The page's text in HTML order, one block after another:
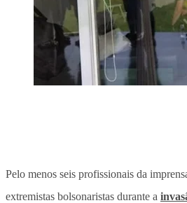
Pelo menos seis profissionais da
extremistas bolsonaristas durante a